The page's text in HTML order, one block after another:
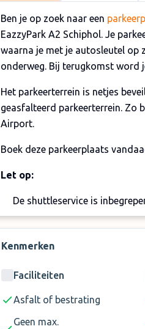
Ben je op zoek naar een
EazzyPark A2 Schiphol. Je
waarna je met je autosleutel op
onderweg. Bij terugkomst word
Het parkeerterrein is netjes
geasfalteerd parkeerterrein. Zo
Airport.
Boek deze parkeerplaats
Let op:
De shuttleservice is
Er kunnen maximaal 8
betaald te worden
Kenmerken
Faciliteiten
Asfalt of bestrating
Geen max.